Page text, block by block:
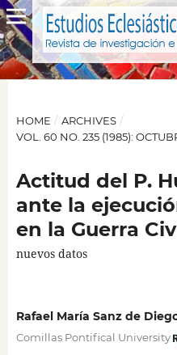
HOME / ARCHIVES /
VOL. 60 NO. 235 (1985):
Actitud del P.
ante la
en la Guerra
nuevos datos
Rafael María Sanz de
Comillas Pontifical University